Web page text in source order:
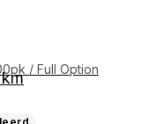
/ Full Option